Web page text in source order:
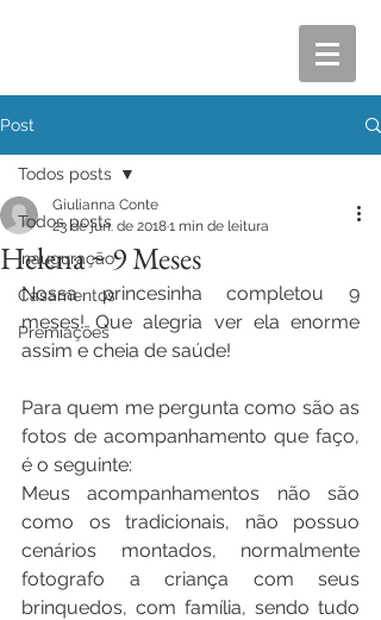
Post
Todos posts
Inauguração
Casamentos
Premiações
Todos posts
Helena ~ 9 Meses
Giulianna Conte
23 de jun. de 20181 min de leitura
Nossa princesinha completou 9
meses! Que alegria ver ela enorme
assim e cheia de saúde!
Para quem me pergunta como são as
fotos de acompanhamento que faço,
é o seguinte:
Meus acompanhamentos não são
como os tradicionais, não possuo
cenários montados, normalmente
fotografo a criança com seus
brinquedos, com família, sendo tudo